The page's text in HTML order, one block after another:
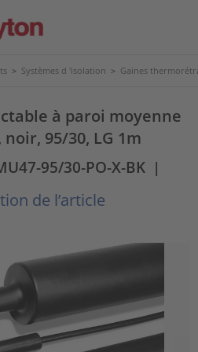
> Systèmes d 'isolation > Gaines
à paroi moyenne
95/30, LG 1m
95/30-PO-X-BK |
de l’article